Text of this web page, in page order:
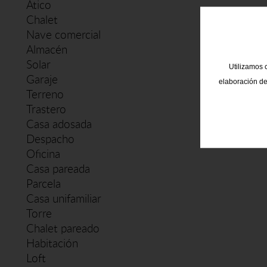
Ático
Chalet
Nave comercial
Almacén
Solar
Garaje
Terreno
Trastero
Casa adosada
Despacho
Oficina
Casa pareada
Parcela
Casa unifamiliar
Torre
Chalet pareado
Habitación
Loft
Utilizamos
elaboración